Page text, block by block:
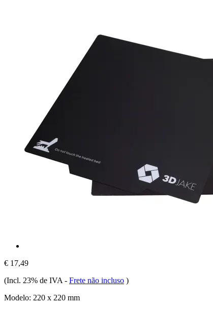
€ 17,49
(Incl. 23% de IVA - Frete não incluso )
Modelo: 220 x 220 mm